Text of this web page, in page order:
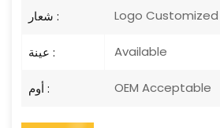
شعار : Logo Customized
عينة : Available
أوم : OEM Acceptable